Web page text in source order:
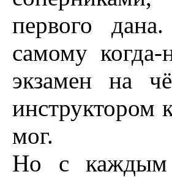
первого
самому когда-
экзамен на
инструктором
мог.
Но с каждым